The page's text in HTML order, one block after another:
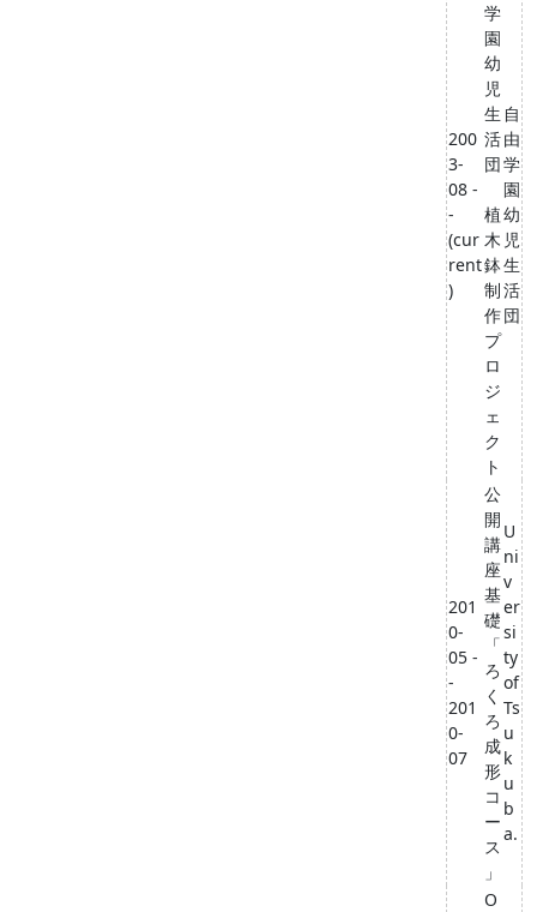
200
3-
08 -
-
(cur
rent
)
学
園
幼
児
生
活
団
植
木
鉢
制
作
プ
ロ
ジ
ェ
ク
ト
自
由
学
園
幼
児
生
活
団
201
0-
05 -
-
201
0-
07
公
開
講
座
基
礎
「
ろ
く
ろ
成
形
コ
ー
ス
」
U
ni
v
er
si
ty
of
Ts
u
k
u
b
a.
O